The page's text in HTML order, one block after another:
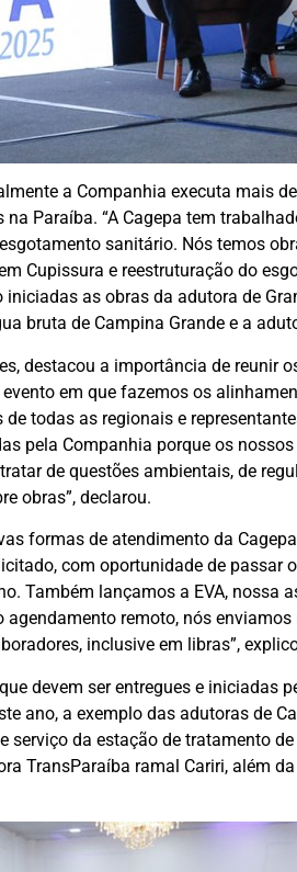
a Companhia executa mais
Paraíba. “A Cagepa tem
sanitário. Nós temos
Cupissura e reestruturação do
iniciadas as obras da adutora de
bruta de Campina Grande e a
destacou a importância de reunir
em que fazemos os
todas as regionais e
pela Companhia porque os
de questões ambientais, de
obras”, declarou.
formas de atendimento da
com oportunidade de passar
Também lançamos a EVA, nossa
remoto, nós
inclusive em libras”,
devem ser entregues e iniciadas
ano, a exemplo das adutoras de
da estação de tratamento
TransParaíba ramal Cariri, além da